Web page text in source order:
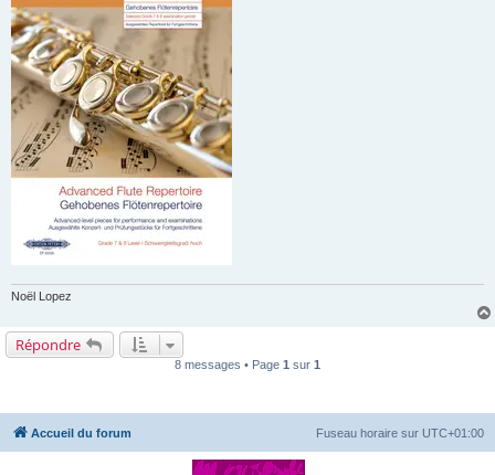
Noël Lopez
Répondre
8 messages • Page 1 sur 1
Accueil du forum Fuseau horaire sur UTC+01:00